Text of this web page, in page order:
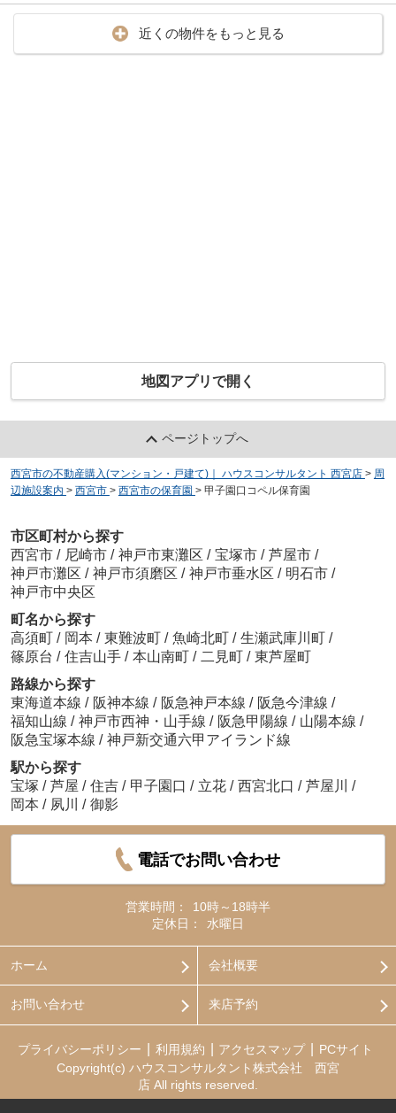
近くの物件をもっと見る
地図アプリで開く
ページトップへ
西宮市の不動産購入(マンション・戸建て)｜ ハウスコンサルタント 西宮店 > 周
辺施設案内 > 西宮市 > 西宮市の保育園 > 甲子園口コペル保育園
市区町村から探す
西宮市 / 尼崎市 / 神戸市東灘区 / 宝塚市 / 芦屋市 /
神戸市灘区 / 神戸市須磨区 / 神戸市垂水区 / 明石市 /
神戸市中央区
町名から探す
高須町 / 岡本 / 東難波町 / 魚崎北町 / 生瀬武庫川町 /
篠原台 / 住吉山手 / 本山南町 / 二見町 / 東芦屋町
路線から探す
東海道本線 / 阪神本線 / 阪急神戸本線 / 阪急今津線 /
福知山線 / 神戸市西神・山手線 / 阪急甲陽線 / 山陽本線 /
阪急宝塚本線 / 神戸新交通六甲アイランド線
駅から探す
宝塚 / 芦屋 / 住吉 / 甲子園口 / 立花 / 西宮北口 / 芦屋川
/
岡本 / 夙川 / 御影
電話でお問い合わせ
営業時間：
10時～18時半
定休日：
水曜日
ホーム 会社概要
お問い合わせ 来店予約
プライバシーポリシー 利用規約 アクセスマップ
PCサイト
Copyright(c) ハウスコンサルタント株式会社 西宮
店 All rights reserved.